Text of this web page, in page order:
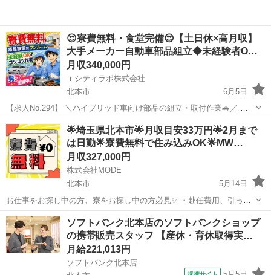
😍寮費無料・食堂完備😍【土日休×高月収】
大手メーカー自動車部品組立◆未経験者O…
月収340,000円
ｉシティラボ株式会社
北本市
6月5日
【求人No.294】 ＼ハイブリッド車向け部品の組立・取付作業🚗／ 👉
ここがポイント 🚩コツコツ作業メイン🎵 🚩寮費無料！家具家電付きワ
ンルーム完備🏠 🚩月収34万円以上可能！未経験スタート歓迎✨ 👉お
仕...
埼玉 北本市 その他
🌟埼玉県北本市🌟月収目安33万円🌟2月まで
は日勤🌟寮費無料で住み込みOK🌟MW…
月収327,000円
株式会社MODE
北本市
5月14日
お仕事をお探し中の方、寮をお探し中の方必見✨ ・赴任費用、引っ越
し費用のサポートあり！ ・即日面接、即日内定！ ・お仕事によっては
日払いのお仕事もございます！ 💥お仕事内容💥 ハイブリット車の製造
に関す...
埼玉 北本市 その他 未経験
ソフトバンク北本店のソフトバンクショップ
の携帯販売スタッフ 【産休・育休取得実…
月給221,013円
ソフトバンク北本店